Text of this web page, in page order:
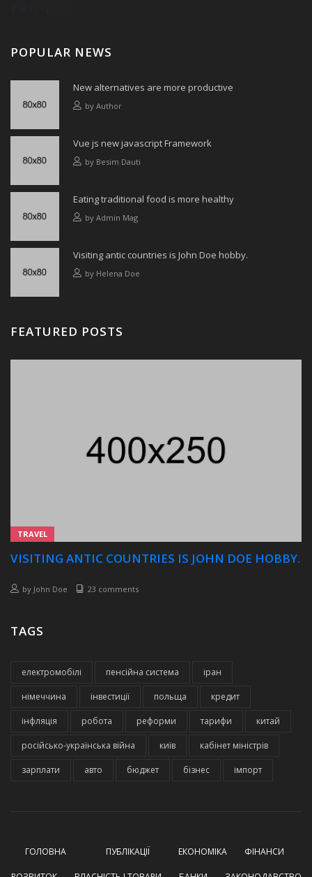
POPULAR NEWS
New alternatives are more productive
by Author
Vue js new javascript Framework
by Besim Dauti
Eating traditional food is more healthy
by Admin Mag
Visiting antic countries is John Doe hobby.
by Helena Doe
FEATURED POSTS
TRAVEL
VISITING ANTIC COUNTRIES IS JOHN DOE HOBBY.
by John Doe 23 comments
TAGS
електромобілі пенсійна система іран
німеччина інвестиції польща кредит
інфляція робота реформи тарифи китай
російсько-українська війна київ кабінет міністрів
зарплати авто бюджет бізнес імпорт
ГОЛОВНА ПУБЛІКАЦІЇ ЕКОНОМІКА ФІНАНСИ